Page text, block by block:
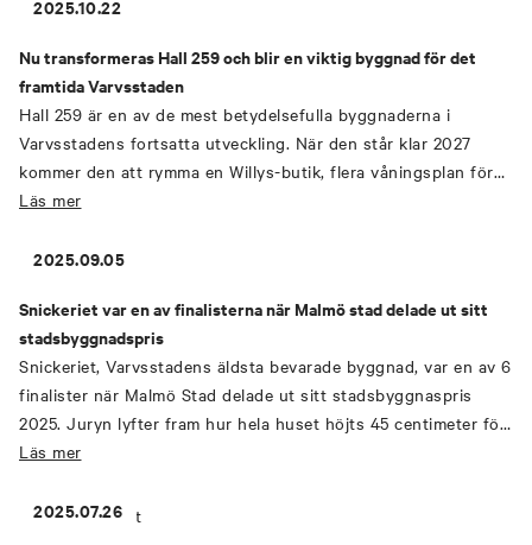
material vid ombyggnationer och hur detta kan förändras i
2025.10.22
Nu transformeras Hall 259 och blir en viktig byggnad för det
framtida Varvsstaden
Hall 259 är en av de mest betydelsefulla byggnaderna i
Varvsstadens fortsatta utveckling. När den står klar 2027
kommer den att rymma en Willys-butik, flera våningsplan för
parkering och kontorsytor i de två tillbyggnaderna.
området, med service, mobilitet och arbetsplatser i direkt
Läs mer
2025.09.05
Snickeriet var en av finalisterna när Malmö stad delade ut sitt
stadsbyggnadspris
Snickeriet, Varvsstadens äldsta bevarade byggnad, var en av 6
finalister när Malmö Stad delade ut sitt stadsbyggnaspris
2025. Juryn lyfter fram hur hela huset höjts 45 centimeter för
att möta framtida klimatförändringar, hur återbrukade material
med väl avvägda tillägg. När prisutdelningen var klar stod
Läs mer
2025.07.26